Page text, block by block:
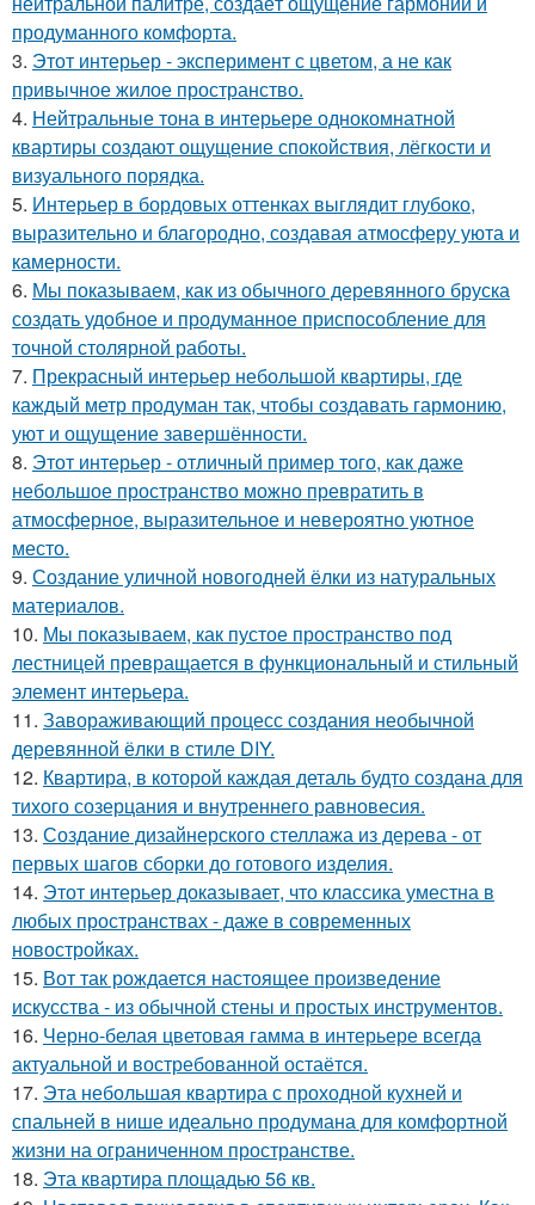
продуманного комфорта.
3. Этот интерьер - эксперимент с цветом, а не как
привычное жилое пространство.
4. Нейтральные тона в интерьере однокомнатной
квартиры создают ощущение спокойствия, лёгкости и
визуального порядка.
5. Интерьер в бордовых оттенках выглядит глубоко,
выразительно и благородно, создавая атмосферу уюта и
камерности.
6. Мы показываем, как из обычного деревянного бруска
создать удобное и продуманное приспособление для
точной столярной работы.
7. Прекрасный интерьер небольшой квартиры, где
каждый метр продуман так, чтобы создавать гармонию,
уют и ощущение завершённости.
8. Этот интерьер - отличный пример того, как даже
небольшое пространство можно превратить в
атмосферное, выразительное и невероятно уютное
место.
9. Создание уличной новогодней ёлки из натуральных
материалов.
10. Мы показываем, как пустое пространство под
лестницей превращается в функциональный и стильный
элемент интерьера.
11. Завораживающий процесс создания необычной
деревянной ёлки в стиле DIY.
12. Квартира, в которой каждая деталь будто создана для
тихого созерцания и внутреннего равновесия.
13. Создание дизайнерского стеллажа из дерева - от
первых шагов сборки до готового изделия.
14. Этот интерьер доказывает, что классика уместна в
любых пространствах - даже в современных
новостройках.
15. Вот так рождается настоящее произведение
искусства - из обычной стены и простых инструментов.
16. Черно-белая цветовая гамма в интерьере всегда
актуальной и востребованной остаётся.
17. Эта небольшая квартира с проходной кухней и
спальней в нише идеально продумана для комфортной
жизни на ограниченном пространстве.
18. Эта квартира площадью 56 кв.